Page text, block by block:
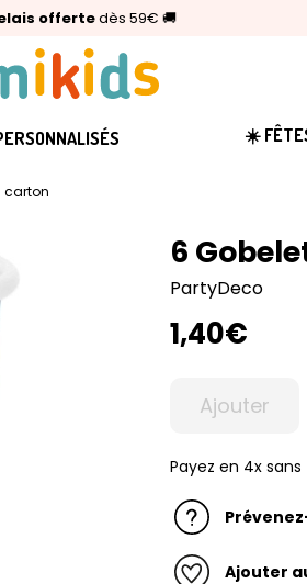
offertedès 59€ 🚚
2025 :Annikids N°1
5(24 000 avis clients)
☀️
carton
6
PartyDeco
1,40€
Ajouter
Payez en 4x
Ajouter